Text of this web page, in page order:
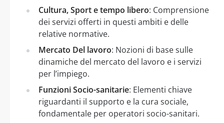
Cultura, Sport e tempo libero: Comprensione
dei servizi offerti in questi ambiti e delle
relative normative.
Mercato Del lavoro: Nozioni di base sulle
dinamiche del mercato del lavoro e i servizi
per l’impiego.
Funzioni Socio-sanitarie: Elementi chiave
riguardanti il supporto e la cura sociale,
fondamentale per operatori socio-sanitari.